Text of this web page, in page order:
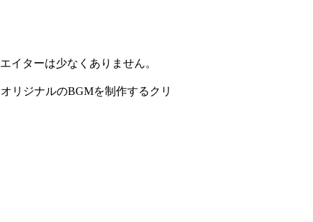
イターは少なくありません。
リジナルのBGMを制作するクリ